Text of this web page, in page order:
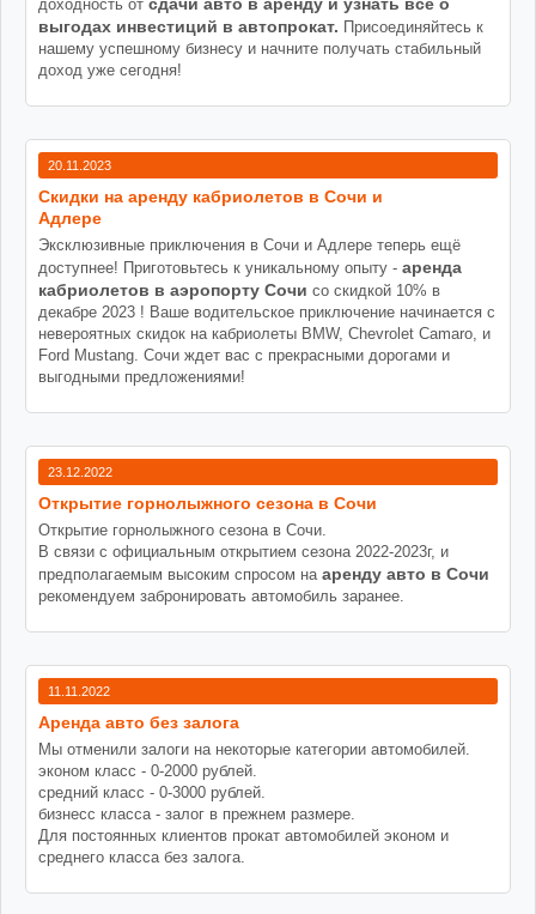
доходность от сдачи авто в аренду и узнать все о
выгодах инвестиций в автопрокат. Присоединяйтесь к
нашему успешному бизнесу и начните получать стабильный
доход уже сегодня!
20.11.2023
Cкидки на аренду кабриолетов в Сочи и
Адлере
Эксклюзивные приключения в Сочи и Адлере теперь ещё
доступнее! Приготовьтесь к уникальному опыту - аренда
кабриолетов в аэропорту Сочи со скидкой 10% в
декабре 2023 ! Ваше водительское приключение начинается с
невероятных скидок на кабриолеты BMW, Chevrolet Camaro, и
Ford Mustang. Сочи ждет вас с прекрасными дорогами и
выгодными предложениями!
23.12.2022
Открытие горнолыжного сезона в Сочи
Открытие горнолыжного сезона в Сочи.
В связи с официальным открытием сезона 2022-2023г, и
предполагаемым высоким спросом на аренду авто в Сочи
рекомендуем забронировать автомобиль заранее.
11.11.2022
Аренда авто без залога
Мы отменили залоги на некоторые категории автомобилей.
эконом класс - 0-2000 рублей.
средний класс - 0-3000 рублей.
бизнесс класса - залог в прежнем размере.
Для постоянных клиентов прокат автомобилей эконом и
среднего класса без залога.